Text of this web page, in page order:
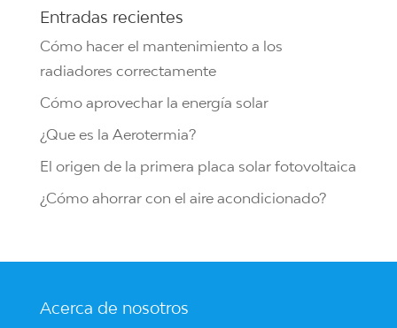
Entradas recientes
Cómo hacer el mantenimiento a los
radiadores correctamente
Cómo aprovechar la energía solar
¿Que es la Aerotermia?
El origen de la primera placa solar fotovoltaica
¿Cómo ahorrar con el aire acondicionado?
Acerca de nosotros